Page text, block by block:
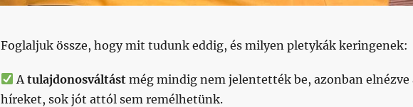
Foglaljuk össze, hogy mit tudunk eddig, és milyen pletykák keringenek:
Atulajdonosváltást még mindig nem jelentették be, azonban elnézve
híreket, sok jót attól sem remélhetünk.